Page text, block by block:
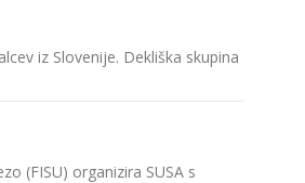
iz Slovenije. Dekliška skupina
(FISU) organizira SUSA s